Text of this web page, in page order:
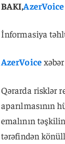
BAKI,AzerVoice
İnformasiya
AzerVoice
Qərarda risklər
aparılmasının
emalının
tərəfindən